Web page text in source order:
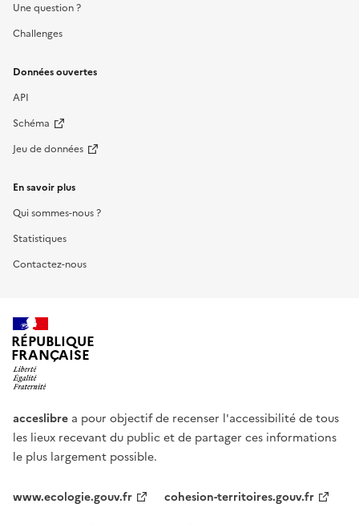
Une question ?
Challenges
Données ouvertes
API
Schéma
Jeu de données
En savoir plus
Qui sommes-nous ?
Statistiques
Contactez-nous
RÉPUBLIQUE
FRANÇAISE
acceslibre a pour objectif de recenser l'accessibilité de tous
les lieux recevant du public et de partager ces informations
le plus largement possible.
www.ecologie.gouv.fr
cohesion-territoires.gouv.fr